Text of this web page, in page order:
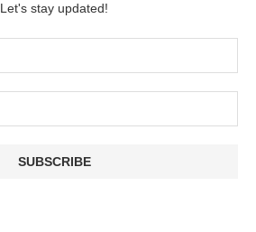
Let's stay updated!